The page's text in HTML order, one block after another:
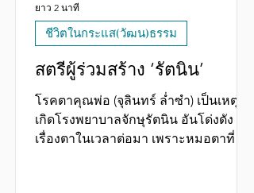
สตรีผู้ร่วมสร้าง ‘รัตนิน’
โรคตาคุณพ่อ (จุลินทร์ ล่ำซำ) เป็นเหตุให้
เกิดโรงพยาบาลจักษุรัตนิน อันโด่งดัง
เรื่องตาในเวลาต่อมา เพราะหมอตาที่
ชีวิตในกระแส(วัฒน)ธรรม
ยาว 2 นาที